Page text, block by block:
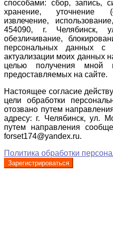
способами: сбор, запись,
хранение, уточнение
извлечение,
454090, г. Челябинск,
обезличивание,
персональных данных с
актуализации моих данных
целью получения мной
предоставляемых на сайте.
Настоящее согласие
цели обработки
отозвано путем
адресу: г. Челябинск, ул.
путем направления
forset174@yandex.ru.
Политика обработки
Зарегистрироваться